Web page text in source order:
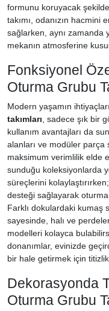
formunu koruyacak
takımı, odanızın
sağlarken, aynı zamanda
mekanın atmosferine
Fonksiyonel
Oturma Grubu
Modern yaşamın
takımları , sadece şık bir
kullanım avantajları da
alanları ve modüler
maksimum verimlilik elde
sunduğu koleksiyonlarda
süreçlerini
desteği sağlayarak
Farklı dokulardaki kumaş
sayesinde, halı ve
modelleri kolayca
donanımlar, evinizde
bir hale getirmek için
Dekorasyonda
Oturma Grubu